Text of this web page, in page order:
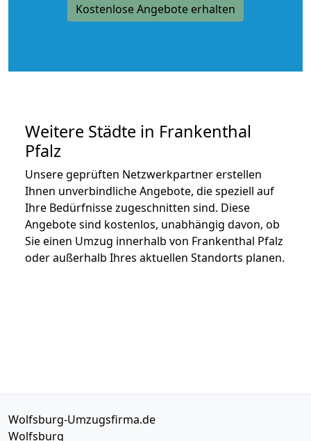
Kostenlose Angebote erhalten
Weitere Städte in Frankenthal
Pfalz
Unsere geprüften Netzwerkpartner erstellen
Ihnen unverbindliche Angebote, die speziell auf
Ihre Bedürfnisse zugeschnitten sind. Diese
Angebote sind kostenlos, unabhängig davon, ob
Sie einen Umzug innerhalb von Frankenthal Pfalz
oder außerhalb Ihres aktuellen Standorts planen.
Wolfsburg-Umzugsfirma.de
Wolfsburg